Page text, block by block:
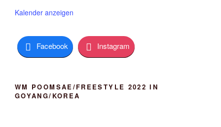
o
n
o
e
o
b
Kalender anzeigen
Facebook Instagram
WM POOMSAE/FREESTYLE 2022 IN
GOYANG/KOREA